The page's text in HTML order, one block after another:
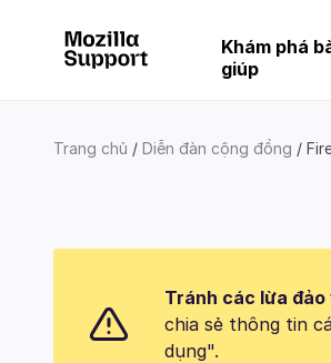
Khám phá
giúp
Trang chủ Diễn đàn cộng đồng
Tránh các lừa
chia sẻ thông tin
dụng".